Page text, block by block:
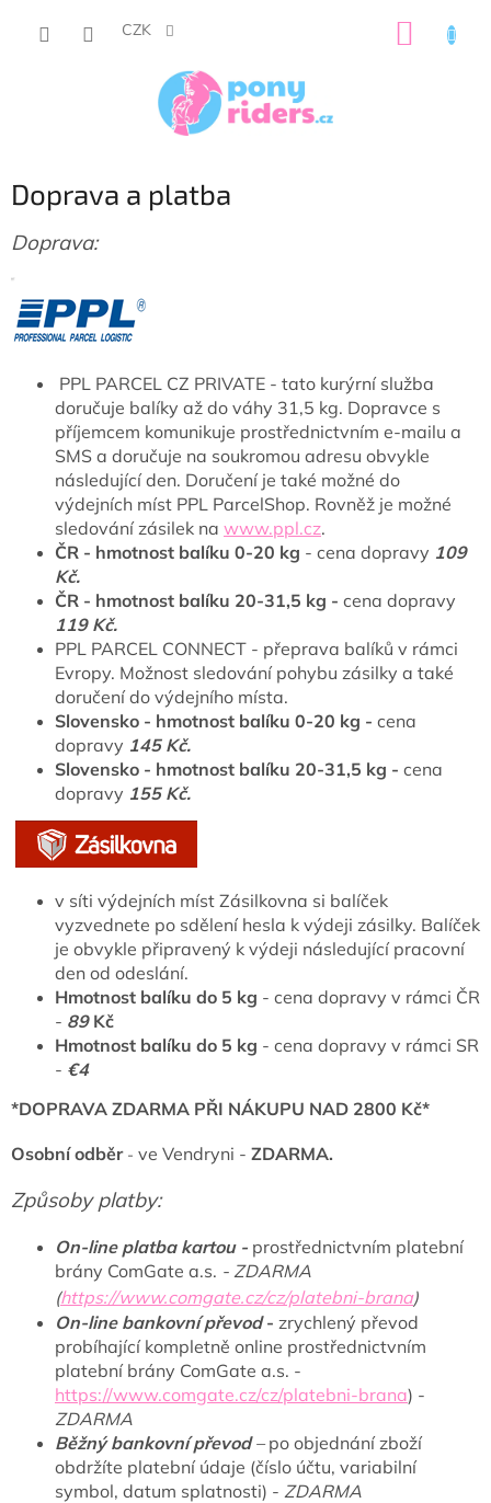
CZK
Doprava a platba
Doprava:
PPL PARCEL CZ PRIVATE - tato kurýrní služba
doručuje balíky až do váhy 31,5 kg. Dopravce s
příjemcem komunikuje prostřednictvním e-mailu a
SMS a doručuje na soukromou adresu obvykle
následující den. Doručení je také možné do
výdejních míst PPL ParcelShop. Rovněž je možné
sledování zásilek na www.ppl.cz.
ČR - hmotnost balíku 0-20 kg - cena dopravy 109
Kč.
ČR - hmotnost balíku 20-31,5 kg - cena dopravy
119 Kč.
PPL PARCEL CONNECT - přeprava balíků v rámci
Evropy. Možnost sledování pohybu zásilky a také
doručení do výdejního místa.
Slovensko - hmotnost balíku 0-20 kg - cena
dopravy 145 Kč.
Slovensko - hmotnost balíku 20-31,5 kg - cena
dopravy 155 Kč.
v síti výdejních míst Zásilkovna si balíček
vyzvednete po sdělení hesla k výdeji zásilky. Balíček
je obvykle připravený k výdeji následující pracovní
den od odeslání.
Hmotnost balíku do 5 kg - cena dopravy v rámci ČR
- 89Kč
Hmotnost balíku do 5 kg - cena dopravy v rámci SR
- €4
*DOPRAVA ZDARMA PŘI NÁKUPU NAD 2800 Kč*
Osobní odběr- ve Vendryni - ZDARMA.
Způsoby platby:
On-line platba kartou - prostřednictvním platební
brány ComGate a.s. - ZDARMA
(https://www.comgate.cz/cz/platebni-brana)
On-line bankovní převod- zrychlený převod
probíhající kompletně online prostřednictvním
platební brány ComGate a.s. -
https://www.comgate.cz/cz/platebni-brana) -
ZDARMA
Běžný bankovní převod–po objednání zboží
obdržíte platební údaje (číslo účtu, variabilní
symbol, datum splatnosti) - ZDARMA